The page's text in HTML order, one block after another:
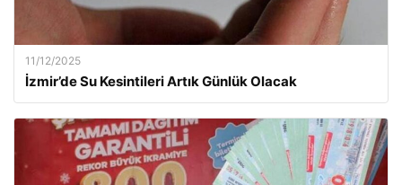
11/12/2025
İzmir’de Su Kesintileri Artık Günlük Olacak